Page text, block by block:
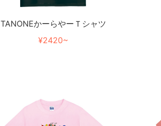
TANONEかーらやーＴシャツ
¥2420~